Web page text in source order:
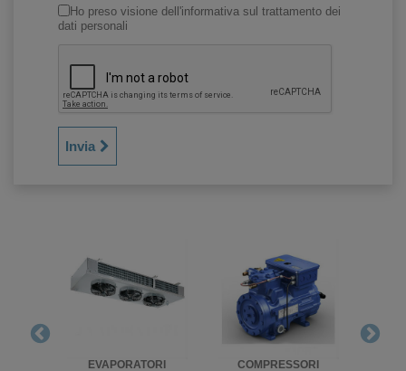
Ho preso visione dell'informativa sul trattamento dei
dati personali
Invia
EVAPORATORI COMPRESSORI